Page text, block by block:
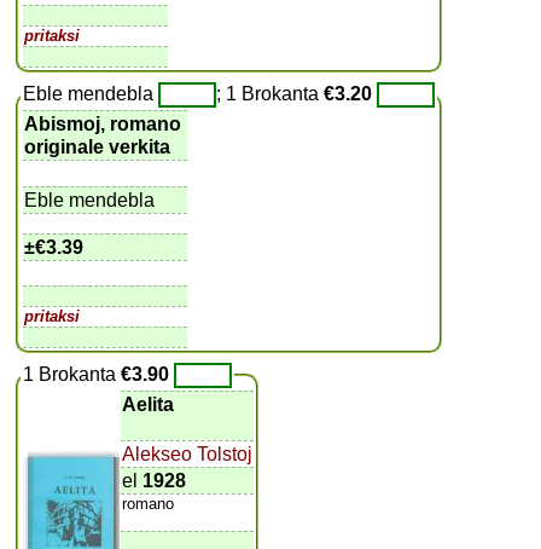
pritaksi
Eble mendebla ; 1 Brokanta€3.20
Abismoj, romano
originale verkita
Eble mendebla
±€3.39
pritaksi
1 Brokanta€3.90
Aelita
Alekseo Tolstoj
el 1928
romano